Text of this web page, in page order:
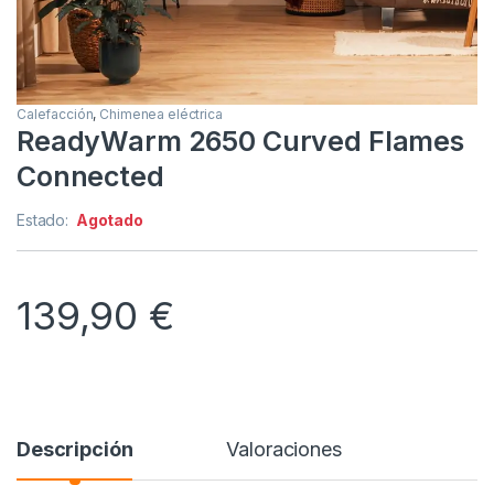
Calefacción, Chimenea eléctrica
ReadyWarm 2650 Curved Flames
Connected
Estado: Agotado
139,90 €
Descripción Valoraciones